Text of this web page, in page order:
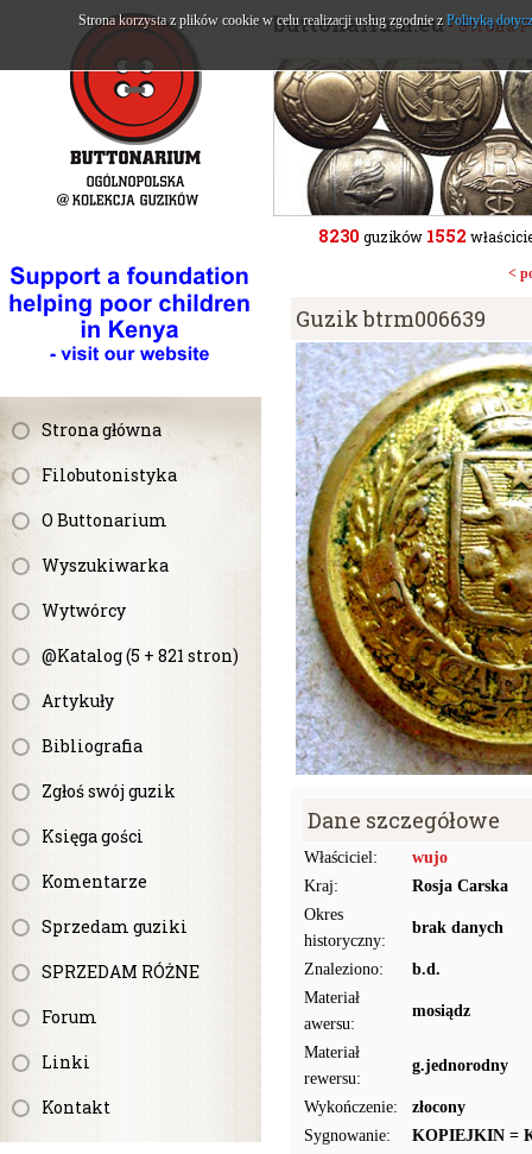
Strona główna
Filobutonistyka
O Buttonarium
Wyszukiwarka
Wytwórcy
@Katalog (5 + 821 stron)
Artykuły
Bibliografia
Zgłoś swój guzik
Księga gości
Komentarze
Sprzedam guziki
SPRZEDAM RÓŻNE
Forum
Linki
Kontakt
buttonarium.eu- Strona
8230 guzików 1552
<
Guzik btrm006639
Dane szczegółowe
Właściciel:
wujo
Kraj:
Rosja Carska
Okres
historyczny:
brak danych
Znaleziono:
b.d.
Materiał
awersu:
mosiądz
Materiał
rewersu:
g.jednorodny
Wykończenie:
złocony
Sygnowanie:
KOPIEJKIN
Strona korzysta z plików cookie w celu realizacji usług zgodnie z Polityką